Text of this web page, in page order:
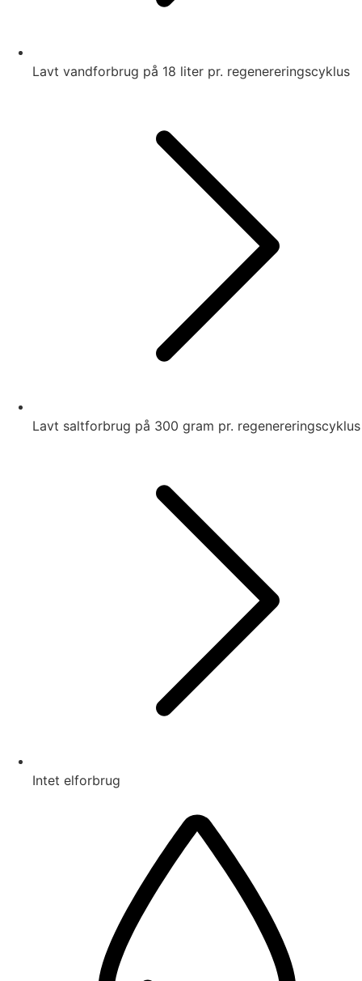
Lavt vandforbrug på 18 liter pr. regenereringscyklus
Lavt saltforbrug på 300 gram pr. regenereringscyklus
Intet elforbrug